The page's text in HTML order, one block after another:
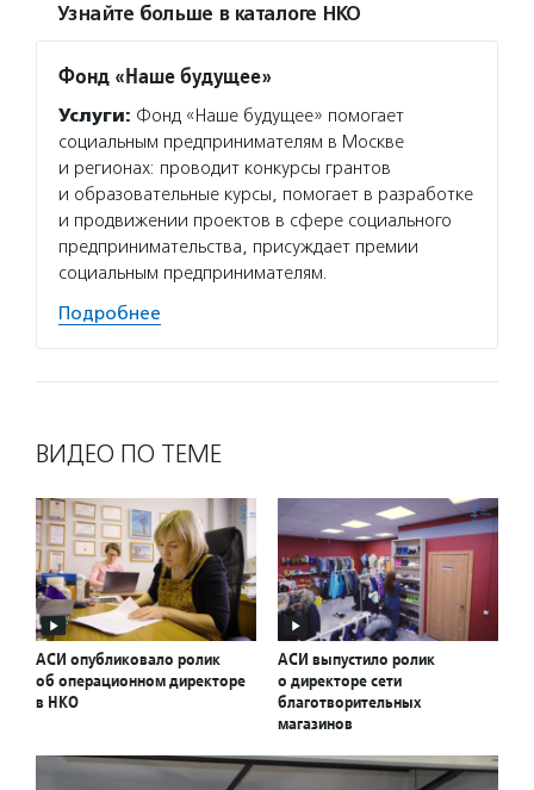
Узнайте больше в каталоге НКО
Фонд «Наше будущее»
Услуги: Фонд «Наше будущее» помогает
социальным предпринимателям в Москве
и регионах: проводит конкурсы грантов
и образовательные курсы, помогает в разработке
и продвижении проектов в сфере социального
предпринимательства, присуждает премии
социальным предпринимателям.
Подробнее
ВИДЕО ПО ТЕМЕ
АСИ опубликовало ролик
об операционном директоре
в НКО
АСИ выпустило ролик
о директоре сети
благотворительных
магазинов